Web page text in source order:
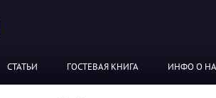
СТАТЬИ ГОСТЕВАЯ КНИГА ИНФО О